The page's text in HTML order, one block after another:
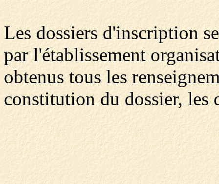
Les dossiers d'inscription
par l'établissement
obtenus tous les
constitution du dossier, les